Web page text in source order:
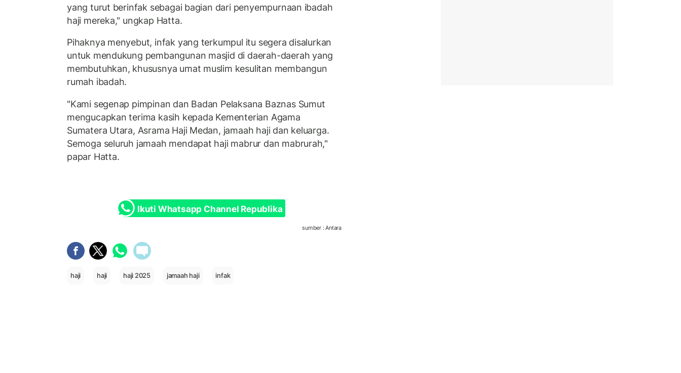
yang turut berinfak sebagai bagian dari penyempurnaan ibadah
haji mereka," ungkap Hatta.
Pihaknya menyebut, infak yang terkumpul itu segera disalurkan
untuk mendukung pembangunan masjid di daerah-daerah yang
membutuhkan, khususnya umat muslim kesulitan membangun
rumah ibadah.
"Kami segenap pimpinan dan Badan Pelaksana Baznas Sumut
mengucapkan terima kasih kepada Kementerian Agama
Sumatera Utara, Asrama Haji Medan, jamaah haji dan keluarga.
Semoga seluruh jamaah mendapat haji mabrur dan mabrurah,"
papar Hatta.
Ikuti Whatsapp Channel Republika
sumber : Antara
haji haji haji 2025 jamaah haji infak